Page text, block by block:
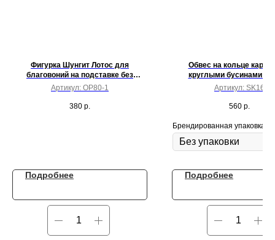
Фигурка Шунгит Лотос для
благовоний на подставке без
шелкографии
Артикул: OP80-1
380 р.
Подробнее
Обвес на кольце
круглыми бусинами
замшевым шнуром и
Артикул: SK16
560 р.
Брендированная упаковка
Подробнее